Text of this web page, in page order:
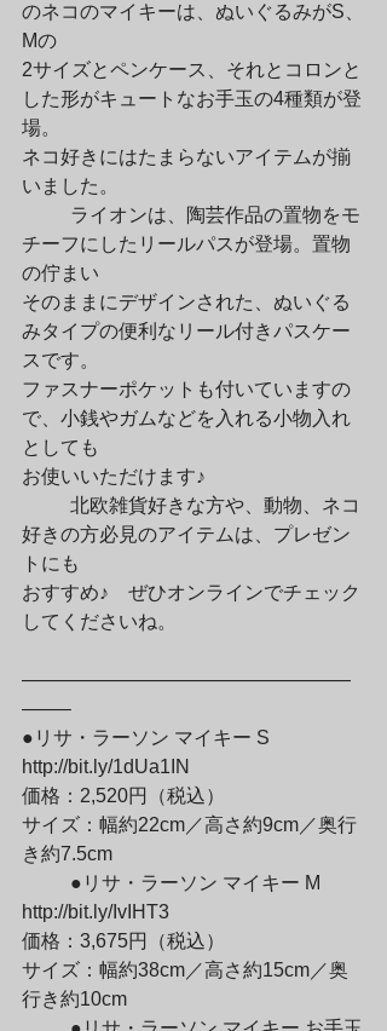
のネコのマイキーは、ぬいぐるみがS、
Mの
2サイズとペンケース、それとコロンと
した形がキュートなお手玉の4種類が登
場。
ネコ好きにはたまらないアイテムが揃
いました。
チーフにしたリールパスが登場。置物
の佇まい
そのままにデザインされた、ぬいぐる
みタイプの便利なリール付きパスケー
スです。
ファスナーポケットも付いていますの
で、小銭やガムなどを入れる小物入れ
としても
お使いいただけます♪
好きの方必見のアイテムは、プレゼン
トにも
おすすめ♪　ぜひオンラインでチェック
してくださいね。
—————————————————
——–
●リサ・ラーソン マイキー S
http://bit.ly/1dUa1IN
価格：2,520円（税込）
サイズ：幅約22cm／高さ約9cm／奥行
き約7.5cm
http://bit.ly/IvIHT3
価格：3,675円（税込）
サイズ：幅約38cm／高さ約15cm／奥
行き約10cm